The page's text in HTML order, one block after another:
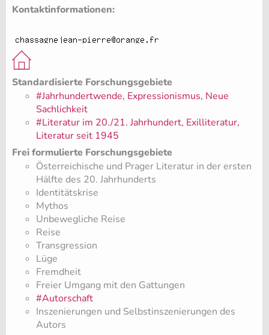
Kontaktinformationen:
Standardisierte Forschungsgebiete
#Jahrhundertwende, Expressionismus, Neue
Sachlichkeit
#Literatur im 20./21. Jahrhundert, Exilliteratur,
Literatur seit 1945
Frei formulierte Forschungsgebiete
Österreichische und Prager Literatur in der ersten
Hälfte des 20. Jahrhunderts
Identitätskrise
Mythos
Unbewegliche Reise
Reise
Transgression
Lüge
Fremdheit
Freier Umgang mit den Gattungen
#Autorschaft
Inszenierungen und Selbstinszenierungen des
Autors